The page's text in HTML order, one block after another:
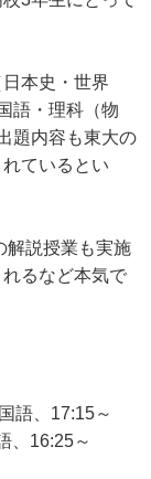
本史・世界
語・理科（物
題内容も東大の
ているとい
説授業も実施
るなど本気で
語、17:15～
16:25～